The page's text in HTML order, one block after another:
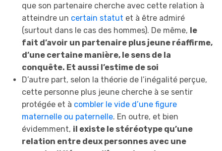
que son partenaire cherche avec cette relation à
atteindre un certain statut et à être admiré
(surtout dans le cas des hommes). De même, le
fait d’avoir un partenaire plus jeune réaffirme,
d’une certaine manière, le sens de la
conquête. Et aussi l’estime de soi
D’autre part, selon la théorie de l’inégalité perçue,
cette personne plus jeune cherche à se sentir
protégée et à combler le vide d’une figure
maternelle ou paternelle. En outre, et bien
évidemment, il existe le stéréotype qu’une
relation entre deux personnes avec une